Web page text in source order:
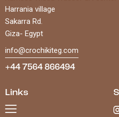
Harrania village
Sakarra Rd.
Giza- Egypt
info@crochikiteg.com
+44 7564 866494
Links